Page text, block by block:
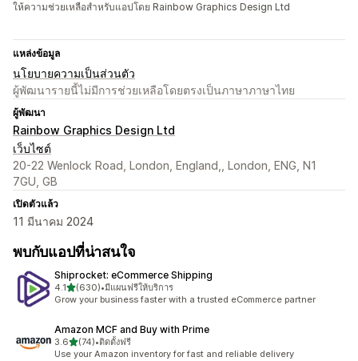
ให้ความช่วยเหลือสำหรับแอปโดย Rainbow Graphics Design Ltd
แหล่งข้อมูล
นโยบายความเป็นส่วนตัว
ผู้พัฒนารายนี้ไม่มีการช่วยเหลือโดยตรงเป็นภาษาภาษาไทย
ผู้พัฒนา
Rainbow Graphics Design Ltd
เว็บไซต์
20-22 Wenlock Road, London, England,, London, ENG, N1
7GU, GB
เปิดตัวแล้ว
11 มีนาคม 2024
พบกับแอปที่น่าสนใจ
Shiprocket: eCommerce Shipping
4.1เต็ม 5 ดาว
(630)
ทั้งหมด 630 รีวิว
•มีแผนฟรีให้บริการ
Grow your business faster with a trusted eCommerce partner
Amazon MCF and Buy with Prime
3.6เต็ม 5 ดาว
(74)
ทั้งหมด 74 รีวิว
•ติดตั้งฟรี
Use your Amazon inventory for fast and reliable delivery